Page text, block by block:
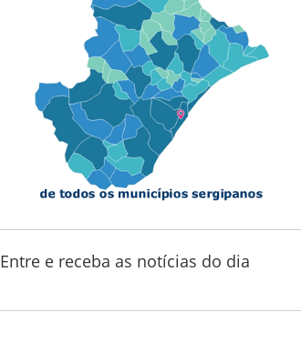
Entre e receba as notícias do dia